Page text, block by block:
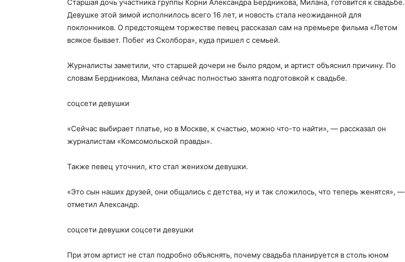
Старшая дочь участника группы Корни Александра Бердникова, Милана, готовится к свадьбе.
Девушке этой зимой исполнилось всего 16 лет, и новость стала неожиданной для
поклонников. О предстоящем торжестве певец рассказал сам на премьере фильма «Летом
всякое бывает. Побег из Сколбора», куда пришел с семьей.
Журналисты заметили, что старшей дочери не было рядом, и артист объяснил причину. По
словам Бердникова, Милана сейчас полностью занята подготовкой к свадьбе.
соцсети девушки
«Сейчас выбирает платье, но в Москве, к счастью, можно что-то найти», — рассказал он
журналистам «Комсомольской правды».
Также певец уточнил, кто стал женихом девушки.
«Это сын наших друзей, они общались с детства, ну и так сложилось, что теперь женятся», —
отметил Александр.
соцсети девушки соцсети девушки
При этом артист не стал подробно объяснять, почему свадьба планируется в столь юном